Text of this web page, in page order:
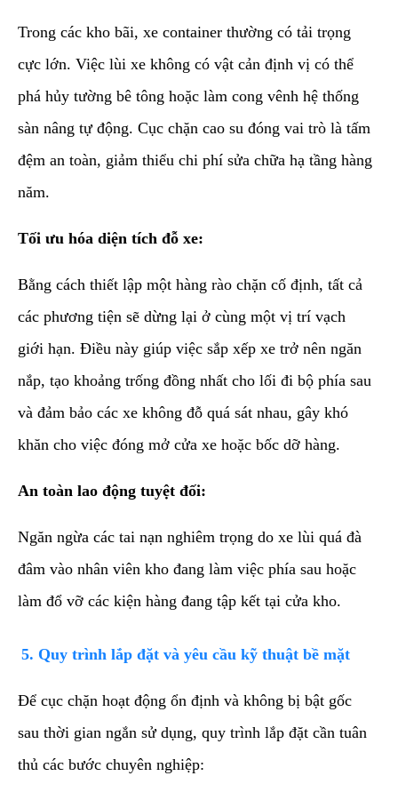
Trong các kho bãi, xe container thường có tải trọng
cực lớn. Việc lùi xe không có vật cản định vị có thể
phá hủy tường bê tông hoặc làm cong vênh hệ thống
sàn nâng tự động. Cục chặn cao su đóng vai trò là tấm
đệm an toàn, giảm thiểu chi phí sửa chữa hạ tầng hàng
năm.
Tối ưu hóa diện tích đỗ xe:
Bằng cách thiết lập một hàng rào chặn cố định, tất cả
các phương tiện sẽ dừng lại ở cùng một vị trí vạch
giới hạn. Điều này giúp việc sắp xếp xe trở nên ngăn
nắp, tạo khoảng trống đồng nhất cho lối đi bộ phía sau
và đảm bảo các xe không đỗ quá sát nhau, gây khó
khăn cho việc đóng mở cửa xe hoặc bốc dỡ hàng.
An toàn lao động tuyệt đối:
Ngăn ngừa các tai nạn nghiêm trọng do xe lùi quá đà
đâm vào nhân viên kho đang làm việc phía sau hoặc
làm đổ vỡ các kiện hàng đang tập kết tại cửa kho.
​5. Quy trình lắp đặt và yêu cầu kỹ thuật bề mặt
​Để cục chặn hoạt động ổn định và không bị bật gốc
sau thời gian ngắn sử dụng, quy trình lắp đặt cần tuân
thủ các bước chuyên nghiệp: